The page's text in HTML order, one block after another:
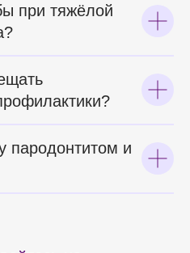
при тяжёлой
пародонтитом и